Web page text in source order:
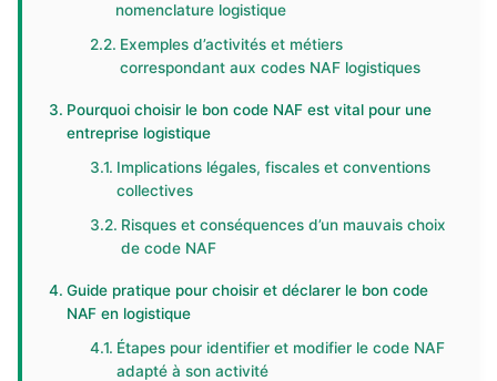
nomenclature logistique
Exemples d’activités et métiers
correspondant aux codes NAF logistiques
Pourquoi choisir le bon code NAF est vital pour une
entreprise logistique
Implications légales, fiscales et conventions
collectives
Risques et conséquences d’un mauvais choix
de code NAF
Guide pratique pour choisir et déclarer le bon code
NAF en logistique
Étapes pour identifier et modifier le code NAF
adapté à son activité